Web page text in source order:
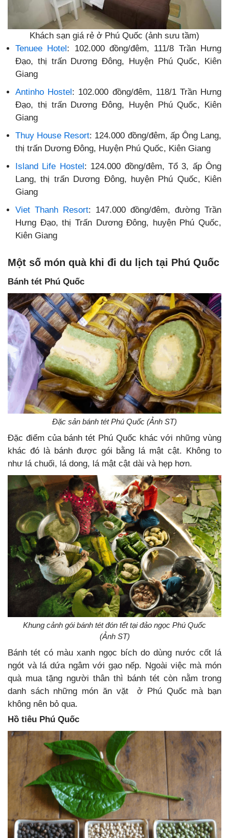
Khách sạn giá rẻ ở Phú Quốc (ảnh sưu tầm)
Tenuee Hotel : 102.000 đồng/đêm, 111/8 Trần Hưng
Đạo, thị trấn Dương Đông, Huyện Phú Quốc, Kiên
Giang
Antinho Hostel : 102.000 đồng/đêm, 118/1 Trần Hưng
Đạo, thị trấn Dương Đông, Huyện Phú Quốc, Kiên
Giang
Thuy House Resort: 124.000 đồng/đêm, ấp Ông Lang,
thị trấn Dương Đông, Huyện Phú Quốc, Kiên Giang
Island Life Hostel : 124.000 đồng/đêm, Tổ 3, ấp Ông
Lang, thị trấn Dương Đông, huyện Phú Quốc, Kiên
Giang
Viet Thanh Resort: 147.000 đồng/đêm, đường Trần
Hưng Đạo, thị Trấn Dương Đông, huyện Phú Quốc,
Kiên Giang
Một số món quà khi đi du lịch tại Phú Quốc
Bánh tét Phú Quốc
Đặc sản bánh tét Phú Quốc (Ảnh ST)
Đặc điểm của bánh tét Phú Quốc khác với những vùng
khác đó là bánh được gói bằng lá mật cật. Không to
như lá chuối, lá dong, lá mật cật dài và hẹp hơn.
Khung cảnh gói bánh tét đón tết tại đảo ngọc Phú Quốc
(Ảnh ST)
Bánh tét có màu xanh ngọc bích do dùng nước cốt lá
ngót và lá dứa ngâm với gạo nếp. Ngoài việc mà món
quà mua tặng người thân thì bánh tét còn nằm trong
danh sách những món ăn vặt ở Phú Quốc mà bạn
không nên bỏ qua.
Hồ tiêu Phú Quốc